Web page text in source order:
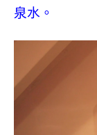
泉水。